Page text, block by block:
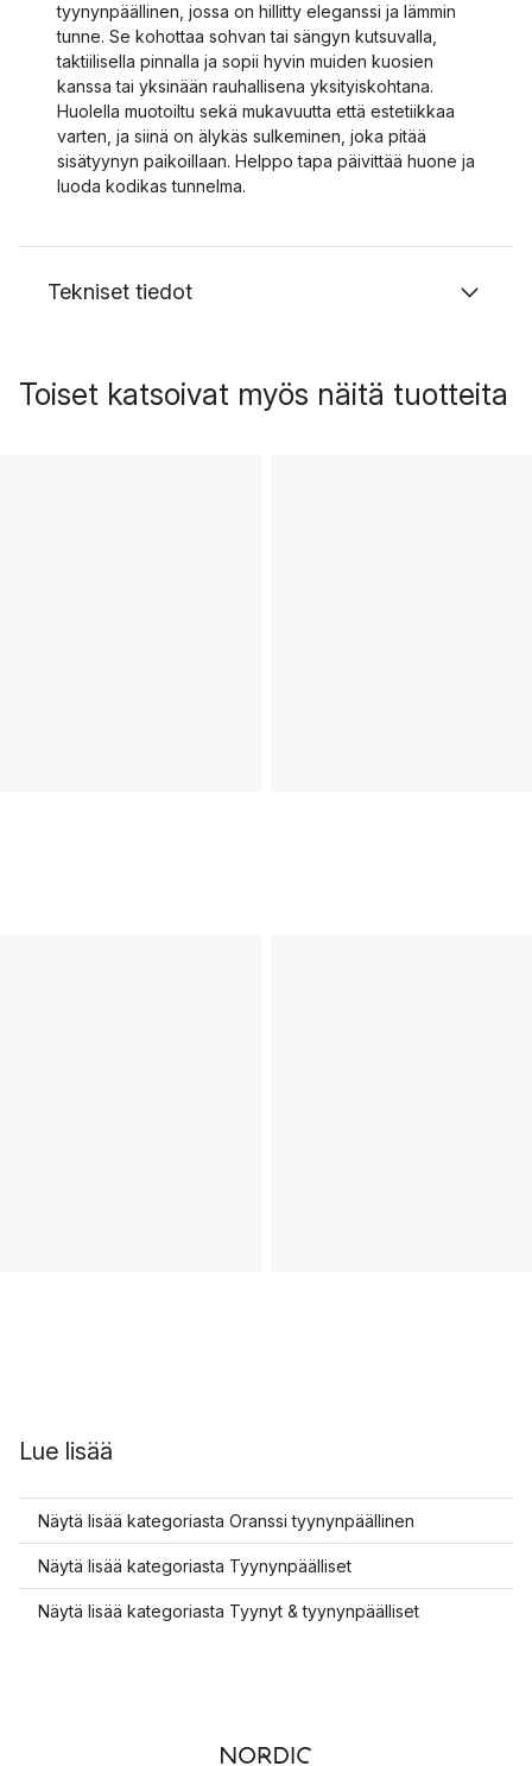
tyynynpäällinen, jossa on hillitty eleganssi ja lämmin
tunne. Se kohottaa sohvan tai sängyn kutsuvalla,
taktiilisella pinnalla ja sopii hyvin muiden kuosien
kanssa tai yksinään rauhallisena yksityiskohtana.
Huolella muotoiltu sekä mukavuutta että estetiikkaa
varten, ja siinä on älykäs sulkeminen, joka pitää
sisätyynyn paikoillaan. Helppo tapa päivittää huone ja
luoda kodikas tunnelma.
Tekniset tiedot
Toiset katsoivat myös näitä tuotteita
Lue lisää
Näytä lisää kategoriasta Oranssi tyynynpäällinen
Näytä lisää kategoriasta Tyynynpäälliset
Näytä lisää kategoriasta Tyynyt & tyynynpäälliset